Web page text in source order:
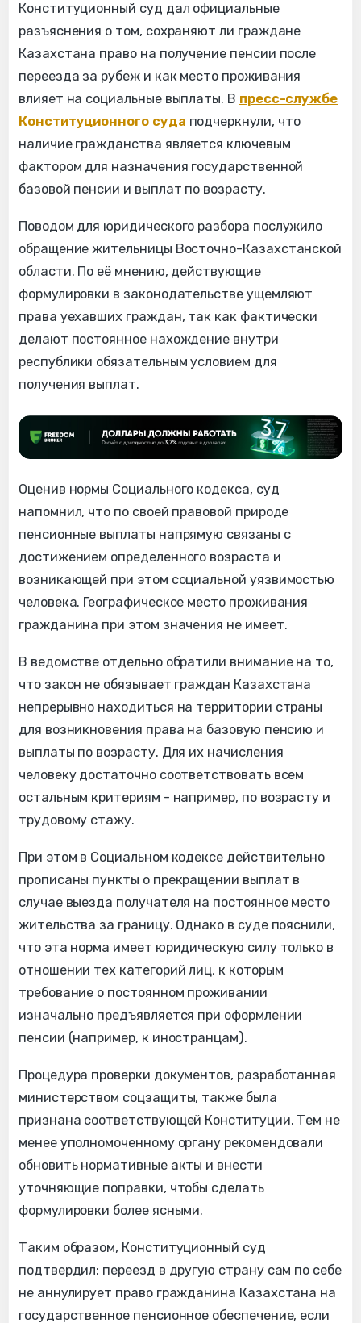
Конституционный суд дал официальные
разъяснения о том, сохраняют ли граждане
Казахстана право на получение пенсии после
переезда за рубеж и как место проживания
влияет на социальные выплаты. В пресс-службе
Конституционного суда подчеркнули, что
наличие гражданства является ключевым
фактором для назначения государственной
базовой пенсии и выплат по возрасту.
Поводом для юридического разбора послужило
обращение жительницы Восточно-Казахстанской
области. По её мнению, действующие
формулировки в законодательстве ущемляют
права уехавших граждан, так как фактически
делают постоянное нахождение внутри
республики обязательным условием для
получения выплат.
Оценив нормы Социального кодекса, суд
напомнил, что по своей правовой природе
пенсионные выплаты напрямую связаны с
достижением определенного возраста и
возникающей при этом социальной уязвимостью
человека. Географическое место проживания
гражданина при этом значения не имеет.
В ведомстве отдельно обратили внимание на то,
что закон не обязывает граждан Казахстана
непрерывно находиться на территории страны
для возникновения права на базовую пенсию и
выплаты по возрасту. Для их начисления
человеку достаточно соответствовать всем
остальным критериям - например, по возрасту и
трудовому стажу.
При этом в Социальном кодексе действительно
прописаны пункты о прекращении выплат в
случае выезда получателя на постоянное место
жительства за границу. Однако в суде пояснили,
что эта норма имеет юридическую силу только в
отношении тех категорий лиц, к которым
требование о постоянном проживании
изначально предъявляется при оформлении
пенсии (например, к иностранцам).
Процедура проверки документов, разработанная
министерством соцзащиты, также была
признана соответствующей Конституции. Тем не
менее уполномоченному органу рекомендовали
обновить нормативные акты и внести
уточняющие поправки, чтобы сделать
формулировки более ясными.
Таким образом, Конституционный суд
подтвердил: переезд в другую страну сам по себе
не аннулирует право гражданина Казахстана на
государственное пенсионное обеспечение, если